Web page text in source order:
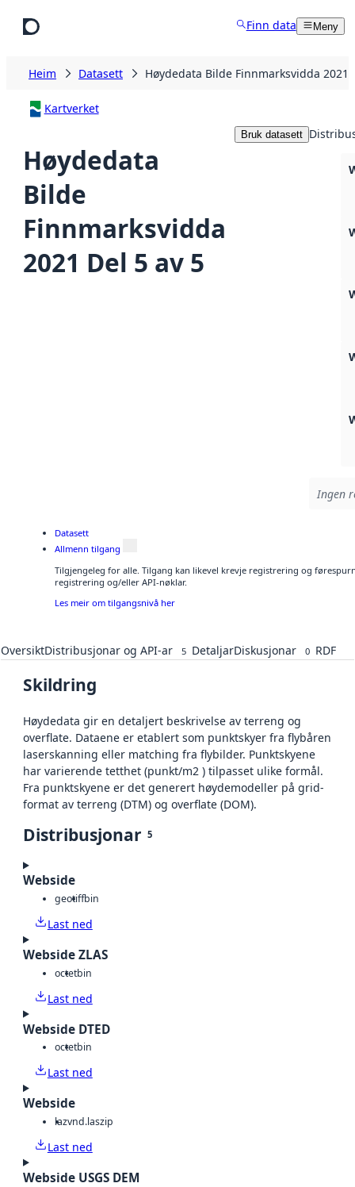
Finn data Meny
Heim Datasett Høydedata Bilde Finnmarksvidda 2021
Kartverket
Høydedata
Bilde
Finnmarksvidda
2021 Del 5 av 5
Bruk datasett
Ingen
Datasett
Allmenn tilgang
Tilgjengeleg for alle. Tilgang kan likevel krevje registrering og
registrering og/eller API-nøklar.
Les meir om tilgangsnivå her
OversiktDistribusjonar og API-ar 5 DetaljarDiskusjonar 0 RDF
Skildring
Høydedata gir en detaljert beskrivelse av terreng og
overflate. Dataene er etablert som punktskyer fra flybåren
laserskanning eller matching fra flybilder. Punktskyene
har varierende tetthet (punkt/m2 ) tilpasset ulike formål.
Fra punktskyene er det generert høydemodeller på grid-
format av terreng (DTM) og overflate (DOM).
Distribusjonar 5
Webside
geotiffbin
Last ned
Webside ZLAS
octetbin
Last ned
Webside DTED
octetbin
Last ned
Webside
lazvnd.laszip
Last ned
Webside USGS DEM